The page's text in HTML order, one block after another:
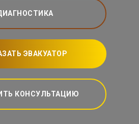
ЭВАКУАТОР
КОНСУЛЬТАЦИЮ